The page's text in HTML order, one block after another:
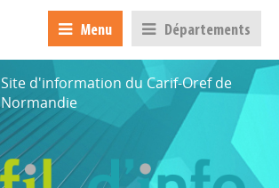
Menu Départements
Site d'information du Carif-Oref de
Normandie